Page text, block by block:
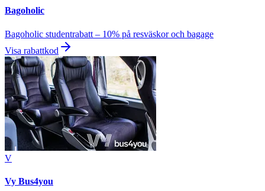
Bagoholic
Bagoholic studentrabatt – 10% på resväskor och bagage
Visa rabattkod
V
Vy Bus4you